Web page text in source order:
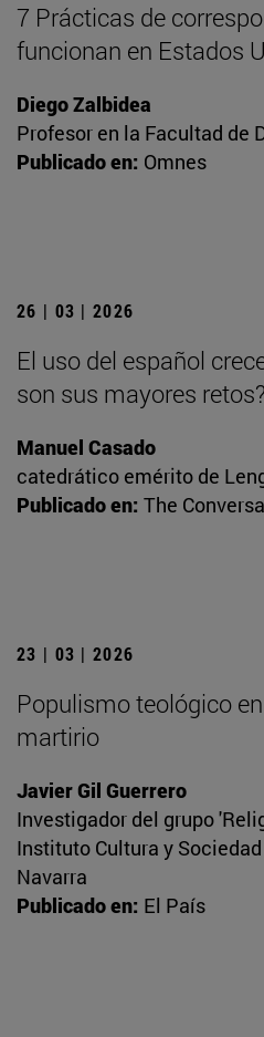
7 Prácticas de
funcionan en Estados
Diego Zalbidea
Profesor en la Facultad de
Publicado en: Omnes
26 | 03 | 2026
El uso del español
son sus mayores retos?
Manuel Casado
catedrático emérito de
Publicado en: The
23 | 03 | 2026
Populismo teológico
martirio
Javier Gil Guerrero
Investigador del grupo
Instituto Cultura y
Navarra
Publicado en: El País